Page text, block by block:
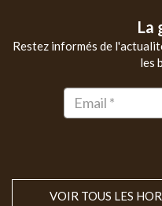
La
Restez informés de
les
VOIR TOUS LES